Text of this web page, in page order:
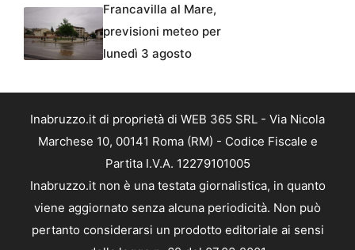
Francavilla al Mare,
previsioni meteo per
lunedì 3 agosto
Inabruzzo.it di proprietà di WEB 365 SRL - Via Nicola
Marchese 10, 00141 Roma (RM) - Codice Fiscale e
Partita I.V.A. 12279101005
Inabruzzo.it non è una testata giornalistica, in quanto
viene aggiornato senza alcuna periodicità. Non può
pertanto considerarsi un prodotto editoriale ai sensi